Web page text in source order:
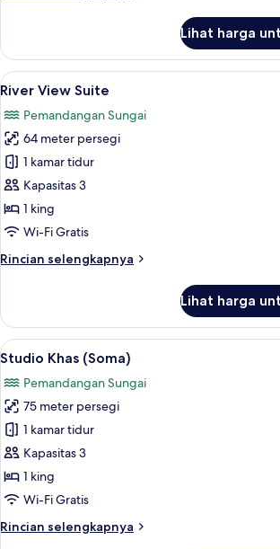
Suite
Junior
Lihat harga
Lihat
semua
foto
untuk
River
View
Suite
River View
50
River View Suite
Pemandangan Sungai
64 meter persegi
1 kamar tidur
Kapasitas 3
1 king
Wi-Fi Gratis
Rincian selengkapnya
Rincian
River
View
Suite
Lihat harga
Lihat
semua
foto
untuk
Studio
Khas
(Soma)
Studio Khas
29
Studio Khas (Soma)
Pemandangan Sungai
75 meter persegi
1 kamar tidur
Kapasitas 3
1 king
Wi-Fi Gratis
Rincian selengkapnya
Rincian